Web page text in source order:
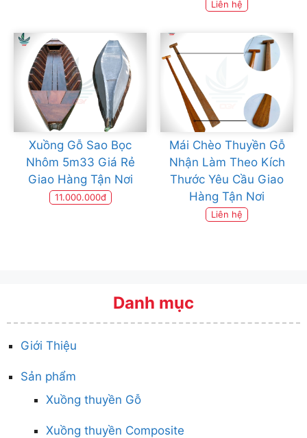
Liên hệ
Xuồng Gỗ Sao Bọc
Nhôm 5m33 Giá Rẻ
Giao Hàng Tận Nơi
11.000.000đ
Mái Chèo Thuyền Gỗ
Nhận Làm Theo Kích
Thước Yêu Cầu Giao
Hàng Tận Nơi
Liên hệ
Danh mục
Giới Thiệu
Sản phẩm
Xuồng thuyền Gỗ
Xuồng thuyền Composite